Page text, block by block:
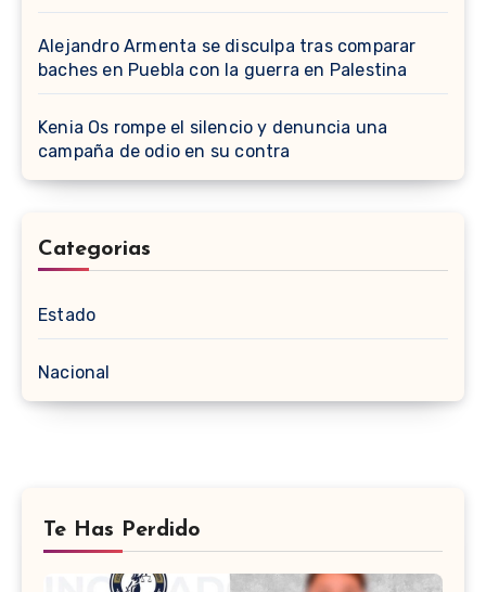
Alejandro Armenta se disculpa tras comparar
baches en Puebla con la guerra en Palestina
Kenia Os rompe el silencio y denuncia una
campaña de odio en su contra
Categorias
Estado
Nacional
Te Has Perdido